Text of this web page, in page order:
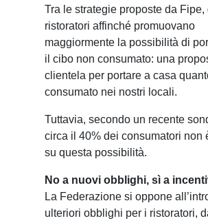
Tra le strategie proposte da Fipe,
ristoratori affinché promuovano
maggiormente la possibilità di
il cibo non consumato: una
clientela per portare a casa
consumato nei nostri locali.
Tuttavia, secondo un recente
circa il 40% dei consumatori non
su questa possibilità.
No a nuovi obblighi, sì a
La Federazione si oppone
ulteriori obblighi per i ristoratori,